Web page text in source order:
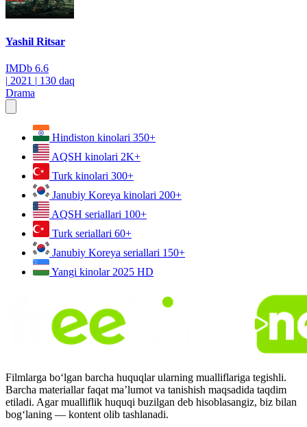
Yashil Ritsar
IMDb 6.6
| 2021 | 130 daq
Drama
Hindiston kinolari 350+
AQSH kinolari 2K+
Turk kinolari 300+
Janubiy Koreya kinolari 200+
AQSH seriallari 100+
Turk seriallari 60+
Janubiy Koreya seriallari 150+
Yangi kinolar 2025 HD
Filmlarga bo‘lgan barcha huquqlar ularning mualliflariga tegishli.
Barcha materiallar faqat ma’lumot va tanishish maqsadida taqdim
etiladi. Agar mualliflik huquqi buzilgan deb hisoblasangiz, biz bilan
bog‘laning — kontent olib tashlanadi.